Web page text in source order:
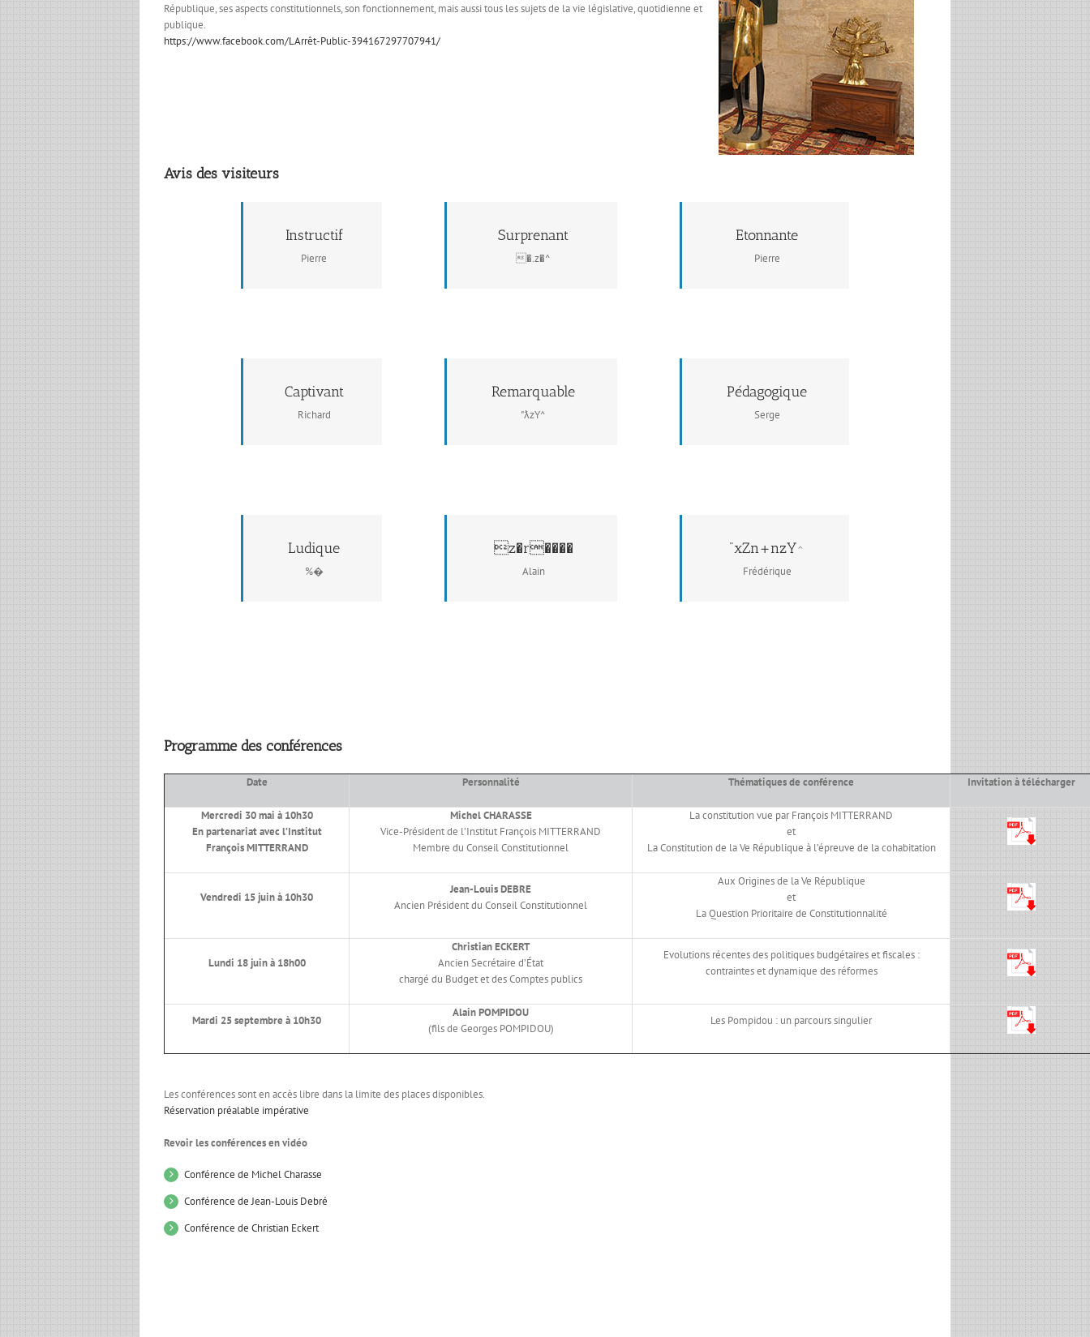
République, ses aspects constitutionnels, son fonctionnement, mais aussi tous les sujets de la vie législative, quotidienne et
publique.
https://www.facebook.com/LArrêt-Public-394167297707941/
Avis des visiteurs
Instructif
Pierre
Surprenant
�.z�^
Etonnante
Pierre
Captivant
Richard
Remarquable
"ƛzY^
Pédagogique
Serge
Ludique
%�
z�r����
Alain
"xZn+nzY^
Frédérique
Programme des conférences
Date Personnalité Thématiques de conférence Invitation à télécharger
Mercredi 30 mai à 10h30
En partenariat avec l’Institut
François MITTERRAND
Michel CHARASSE
Vice-Président de l’Institut François MITTERRAND
Membre du Conseil Constitutionnel
La constitution vue par François MITTERRAND
et
La Constitution de la Ve République à l’épreuve de la cohabitation
Vendredi 15 juin à 10h30
Jean-Louis DEBRE
Ancien Président du Conseil Constitutionnel
Aux Origines de la Ve République
et
La Question Prioritaire de Constitutionnalité
Lundi 18 juin à 18h00
Christian ECKERT
Ancien Secrétaire d’État
chargé du Budget et des Comptes publics
Evolutions récentes des politiques budgétaires et fiscales :
contraintes et dynamique des réformes
Mardi 25 septembre à 10h30
Alain POMPIDOU
(fils de Georges POMPIDOU)
Les Pompidou : un parcours singulier
Les conférences sont en accès libre dans la limite des places disponibles.
Réservation préalable impérative
Revoir les conférences en vidéo
Conférence de Michel Charasse
Conférence de Jean-Louis Debré
Conférence de Christian Eckert